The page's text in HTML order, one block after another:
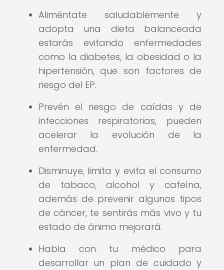
Aliméntate saludablemente y
adopta una dieta balanceada
estarás evitando enfermedades
como la diabetes, la obesidad o la
hipertensión, que son factores de
riesgo del EP.
Prevén el riesgo de caídas y de
infecciones respiratorias, pueden
acelerar la evolución de la
enfermedad.
Disminuye, limita y evita el consumo
de tabaco, alcohol y cafeína,
además de prevenir algunos tipos
de cáncer, te sentirás más vivo y tu
estado de ánimo mejorará.
Habla con tu médico para
desarrollar un plan de cuidado y